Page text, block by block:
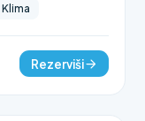
Klima
Rezerviši